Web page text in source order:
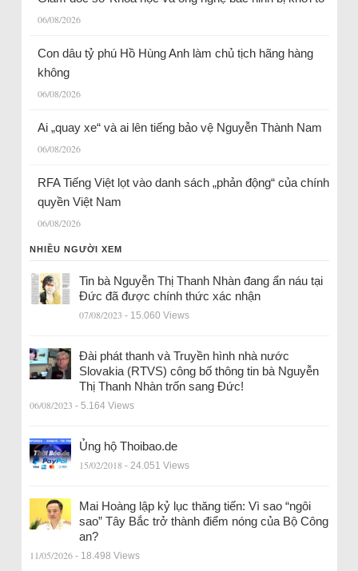
06/08/2026
Con dâu tỷ phú Hồ Hùng Anh làm chủ tịch hãng hàng
không
06/08/2026
Ai „quay xe“ và ai lên tiếng bảo vệ Nguyễn Thành Nam
06/08/2026
RFA Tiếng Việt lọt vào danh sách „phản động“ của chính
quyền Việt Nam
06/08/2026
NHIỀU NGƯỜI XEM
Tin bà Nguyễn Thị Thanh Nhàn đang ẩn náu tại
Đức đã được chính thức xác nhận
07/08/2023 - 15.060 Views
Đài phát thanh và Truyền hình nhà nước
Slovakia (RTVS) công bố thông tin bà Nguyễn
Thị Thanh Nhàn trốn sang Đức!
06/08/2023 - 5.164 Views
Ủng hộ Thoibao.de
15/02/2018 - 24.051 Views
Mai Hoàng lập kỷ lục thăng tiến: Vì sao “ngôi
sao” Tây Bắc trở thành điểm nóng của Bộ Công
an?
11/05/2026 - 18.498 Views